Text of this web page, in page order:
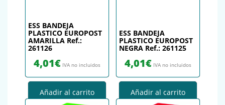
ESS BANDEJA
PLASTICO EUROPOST
AMARILLA Ref.:
261126
4,01€ IVA no incluidos
Añadir al carrito
ESS BANDEJA
PLASTICO EUROPOST
NEGRA Ref.: 261125
4,01€ IVA no incluidos
Añadir al carrito